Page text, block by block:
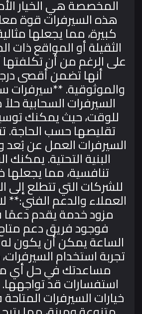
المخصصة هي الخيار
هذه السيرفرات قوة
كبيرة، مما يجعلها
الثقيلة أو المواقع ذات
على الرغم من أن تكلفتها
أنها تضمن أقصى
والموثوقية.**سيرفرات
السيرفرات السحابية
للوقت، حيث يمكنك
تقليصها حسب الحاجة.
السيرفرات العمل عن بُعد
البنية التحتية. يمكنك
تنافسية، مما يجعلها
للشركات التي تتطلع إلى
العملاء والدعم الفني:**
مزود خدمة يقدم دعمًا
فوجود فريق دعم
الساعة يمكن أن يكون له
تجربة استخدام
مساعدتك في حل أي
استفسارات قد تواجهها.
خيارات السيرفرات